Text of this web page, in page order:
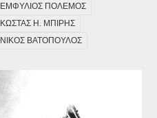
ΕΜΦΥΛΙΟΣ ΠΟΛΕΜΟΣ
ΚΩΣΤΑΣ Η. ΜΠΙΡΗΣ
ΝΙΚΟΣ ΒΑΤΟΠΟΥΛΟΣ